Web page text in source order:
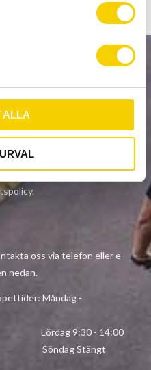
ALLA
i enlighet med vår
.
oss via telefon eller e-
nedan.
Måndag -
9:30 - 14:00
Stängt